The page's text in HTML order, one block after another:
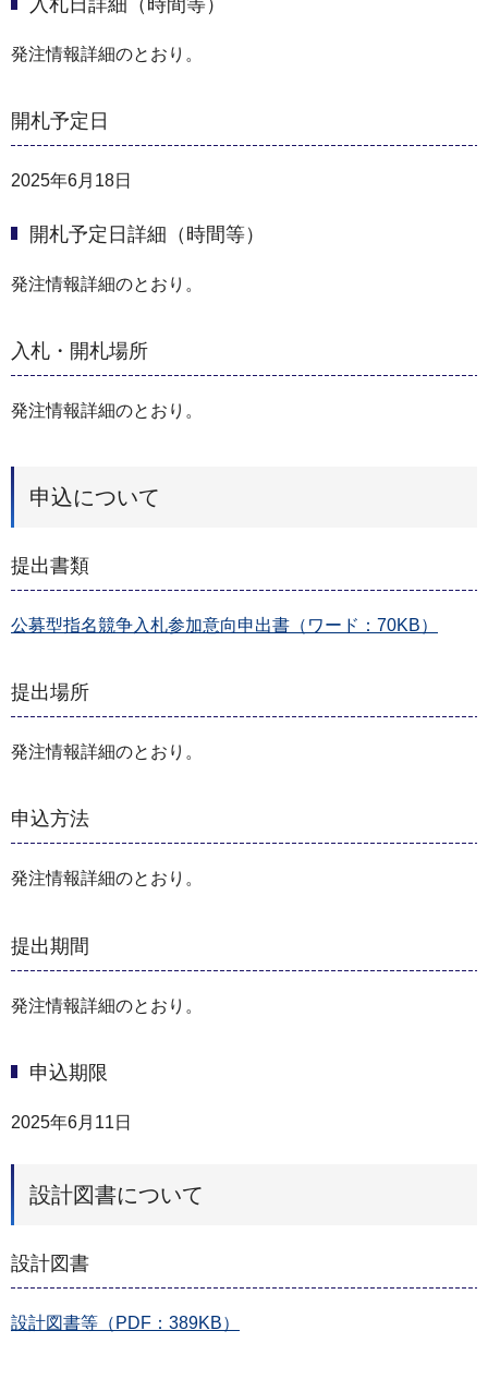
発注情報詳細のとおり。
開札予定日
2025年6月18日
開札予定日詳細（時間等）
発注情報詳細のとおり。
入札・開札場所
発注情報詳細のとおり。
申込について
提出書類
公募型指名競争入札参加意向申出書（ワード：70KB）
提出場所
発注情報詳細のとおり。
申込方法
発注情報詳細のとおり。
提出期間
発注情報詳細のとおり。
申込期限
2025年6月11日
設計図書について
設計図書
設計図書等（PDF：389KB）